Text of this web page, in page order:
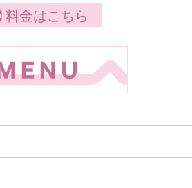
料金はこちら